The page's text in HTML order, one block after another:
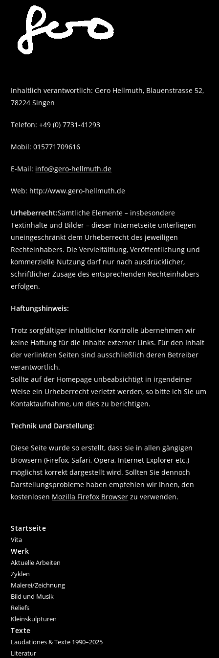
springen
Inhaltlich verantwortlich: Gero Hellmuth, Blauenstrasse 52,
78224 Singen
Telefon: +49 (0) 7731-41293
Mobil: 015771709616
E-Mail: info@gero-hellmuth.de
Web: http://www.gero-hellmuth.de
Urheberrecht:Sämtliche Elemente – insbesondere
Textinhalte und Bilder – dieser Internetseite unterliegen
uneingeschränkt dem Urheberrecht des jeweiligen
Rechteinhabers. Die Vervielfältiung, Veröffentlichung und
kommerzielle Nutzung darf nur nach ausdrücklicher,
schriftlicher Zusage des entsprechenden Rechteinhabers
erfolgen.
Haftungshinweis:
Trotz sorgfältiger inhaltlicher Kontrolle übernehmen wir
keine Haftung für die Inhalte externer Links. Für den Inhalt
der verlinkten Seiten sind ausschließlich deren Betreiber
verantwortlich.
Sollte auf der Homepage unbeabsichtigt in irgendeiner
Weise ein Urheberrecht verletzt werden, so bitte ich Sie um
Kontaktaufnahme, um dies zu berichtigen.
Technik und Darstellung:
Diese Seite wurde so erstellt, dass sie in allen gängigen
Browsern (Firefox, Safari, Opera, Internet Explorer etc.)
möglichst korrekt dargestellt wird. Sollten Sie dennoch
Darstellungsprobleme haben empfehlen wir Ihnen, den
kostenlosen Mozilla Firefox Browser zu verwenden.
Startseite
Vita
Werk
Aktuelle Arbeiten
Zyklen
Malerei/Zeichnung
Bild und Musik
Reliefs
Kleinskulpturen
Texte
Laudationes & Texte 1990–2025
Literatur